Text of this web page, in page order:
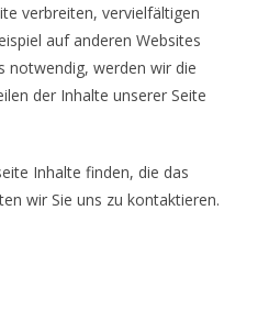
verbreiten, vervielfältigen
auf anderen Websites
notwendig, werden wir die
der Inhalte unserer Seite
Inhalte finden, die das
wir Sie uns zu kontaktieren.